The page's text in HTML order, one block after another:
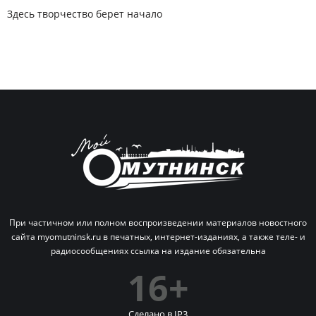
Здесь творчество берет начало
При частичном или полном воспроизведении материалов новостного
сайта myomutninsk.ru в печатных, интернет-изданиях, а также теле- и
радиосообщениях ссылка на издание обязательна
16+